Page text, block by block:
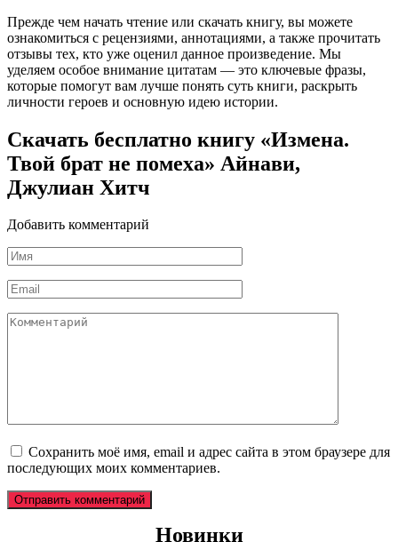
Прежде чем начать чтение или скачать книгу, вы можете
ознакомиться с рецензиями, аннотациями, а также прочитать
отзывы тех, кто уже оценил данное произведение. Мы
уделяем особое внимание цитатам — это ключевые фразы,
которые помогут вам лучше понять суть книги, раскрыть
личности героев и основную идею истории.
Скачать бесплатно книгу «Измена.
Твой брат не помеха» Айнави,
Джулиан Хитч
Добавить комментарий
Имя
*
Email
*
Комментарий
Сохранить моё имя, email и адрес сайта в этом браузере для
последующих моих комментариев.
Новинки